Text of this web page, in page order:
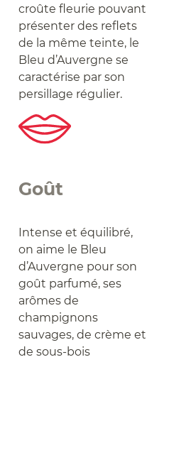
croûte fleurie pouvant
présenter des reflets
de la même teinte, le
Bleu d’Auvergne se
caractérise par son
persillage régulier.
Goût
Intense et équilibré,
on aime le Bleu
d’Auvergne pour son
goût parfumé, ses
arômes de
champignons
sauvages, de crème et
de sous-bois